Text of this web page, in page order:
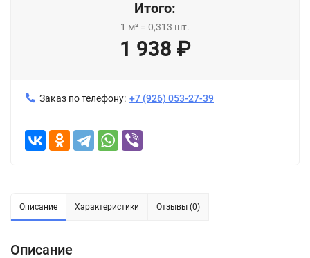
Итого:
1 м² = 0,313 шт.
1 938 ₽
Заказ по телефону: +7 (926) 053-27-39
Описание Характеристики Отзывы (0)
Описание